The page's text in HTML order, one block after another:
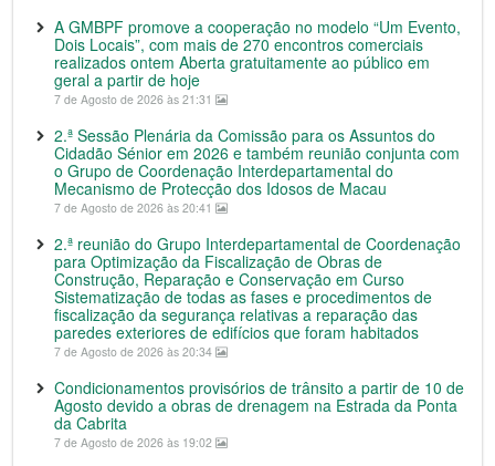
A GMBPF promove a cooperação no modelo “Um Evento,
Dois Locais”, com mais de 270 encontros comerciais
realizados ontem Aberta gratuitamente ao público em
geral a partir de hoje
7 de Agosto de 2026 às 21:31
2.ª Sessão Plenária da Comissão para os Assuntos do
Cidadão Sénior em 2026 e também reunião conjunta com
o Grupo de Coordenação Interdepartamental do
Mecanismo de Protecção dos Idosos de Macau
7 de Agosto de 2026 às 20:41
2.ª reunião do Grupo Interdepartamental de Coordenação
para Optimização da Fiscalização de Obras de
Construção, Reparação e Conservação em Curso
Sistematização de todas as fases e procedimentos de
fiscalização da segurança relativas a reparação das
paredes exteriores de edifícios que foram habitados
7 de Agosto de 2026 às 20:34
Condicionamentos provisórios de trânsito a partir de 10 de
Agosto devido a obras de drenagem na Estrada da Ponta
da Cabrita
7 de Agosto de 2026 às 19:02